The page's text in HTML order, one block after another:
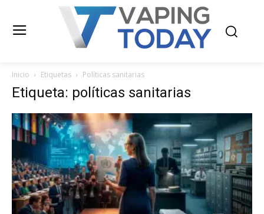
Inicio Etiquetas Políticas sanitarias
Etiqueta: políticas sanitarias